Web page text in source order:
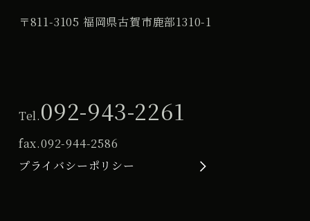
〒811-3105 福岡県古賀市鹿部1310-1
Tel.092-943-2261
fax.092-944-2586
プライバシーポリシー